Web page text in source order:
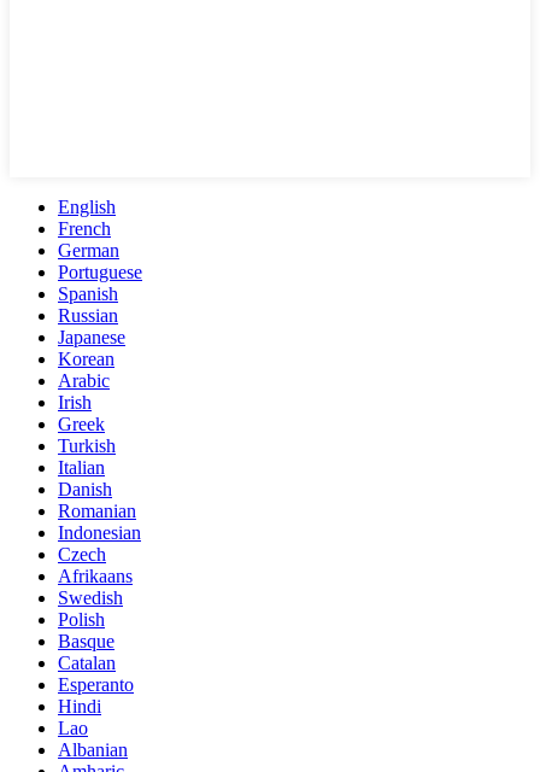
English
French
German
Portuguese
Spanish
Russian
Japanese
Korean
Arabic
Irish
Greek
Turkish
Italian
Danish
Romanian
Indonesian
Czech
Afrikaans
Swedish
Polish
Basque
Catalan
Esperanto
Hindi
Lao
Albanian